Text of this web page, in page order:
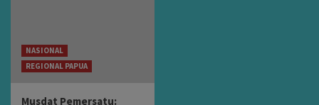
NASIONAL
REGIONAL PAPUA
Musdat Pemersatu: